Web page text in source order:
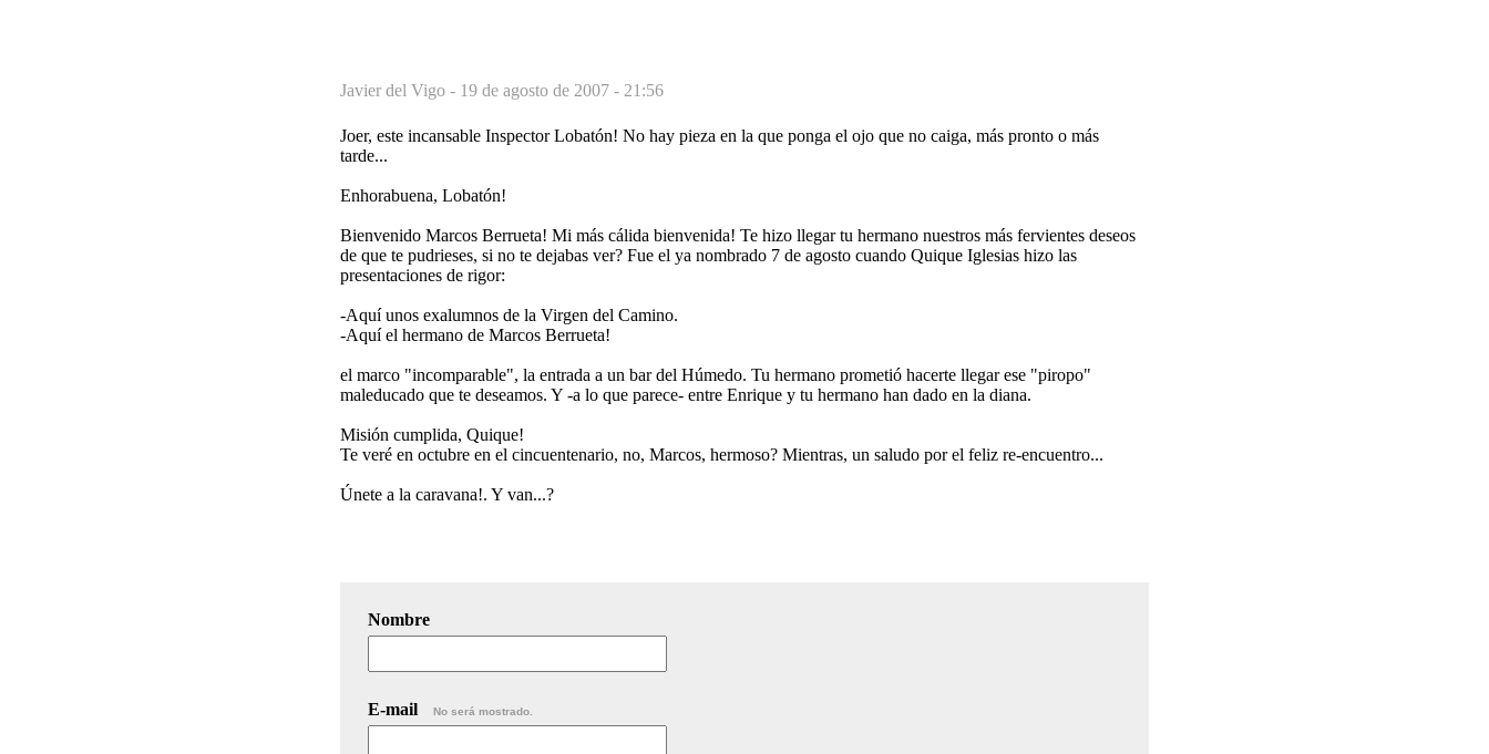
Javier del Vigo - 19 de agosto de 2007 - 21:56
Joer, este incansable Inspector Lobatón! No hay pieza en la que ponga el ojo que no caiga, más pronto o más
tarde...
Enhorabuena, Lobatón!
Bienvenido Marcos Berrueta! Mi más cálida bienvenida! Te hizo llegar tu hermano nuestros más fervientes deseos
de que te pudrieses, si no te dejabas ver? Fue el ya nombrado 7 de agosto cuando Quique Iglesias hizo las
presentaciones de rigor:
-Aquí unos exalumnos de la Virgen del Camino.
-Aquí el hermano de Marcos Berrueta!
el marco "incomparable", la entrada a un bar del Húmedo. Tu hermano prometió hacerte llegar ese "piropo"
maleducado que te deseamos. Y -a lo que parece- entre Enrique y tu hermano han dado en la diana.
Misión cumplida, Quique!
Te veré en octubre en el cincuentenario, no, Marcos, hermoso? Mientras, un saludo por el feliz re-encuentro...
Únete a la caravana!. Y van...?
Nombre
E-mail No será mostrado.